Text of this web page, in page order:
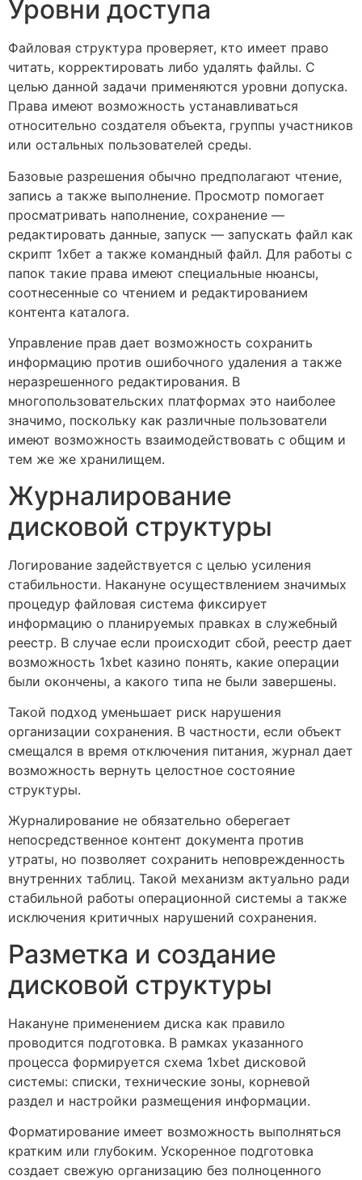
Уровни доступа
Файловая структура проверяет, кто имеет право
читать, корректировать либо удалять файлы. С
целью данной задачи применяются уровни допуска.
Права имеют возможность устанавливаться
относительно создателя объекта, группы участников
или остальных пользователей среды.
Базовые разрешения обычно предполагают чтение,
запись а также выполнение. Просмотр помогает
просматривать наполнение, сохранение —
редактировать данные, запуск — запускать файл как
скрипт 1хбет а также командный файл. Для работы с
папок такие права имеют специальные нюансы,
соотнесенные со чтением и редактированием
контента каталога.
Управление прав дает возможность сохранить
информацию против ошибочного удаления а также
неразрешенного редактирования. В
многопользовательских платформах это наиболее
значимо, поскольку как различные пользователи
имеют возможность взаимодействовать с общим и
тем же же хранилищем.
Журналирование
дисковой структуры
Логирование задействуется с целью усиления
стабильности. Накануне осуществлением значимых
процедур файловая система фиксирует
информацию о планируемых правках в служебный
реестр. В случае если происходит сбой, реестр дает
возможность 1xbet казино понять, какие операции
были окончены, а какого типа не были завершены.
Такой подход уменьшает риск нарушения
организации сохранения. В частности, если объект
смещался в время отключения питания, журнал дает
возможность вернуть целостное состояние
структуры.
Журналирование не обязательно оберегает
непосредственное контент документа против
утраты, но позволяет сохранить неповрежденность
внутренних таблиц. Такой механизм актуально ради
стабильной работы операционной системы а также
исключения критичных нарушений сохранения.
Разметка и создание
дисковой структуры
Накануне применением диска как правило
проводится подготовка. В рамках указанного
процесса формируется схема 1xbet дисковой
системы: списки, технические зоны, корневой
раздел и настройки размещения информации.
Форматирование имеет возможность выполняться
кратким или глубоким. Ускоренное подготовка
создает свежую организацию без полноценного